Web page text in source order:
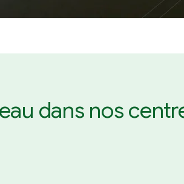
dans nos